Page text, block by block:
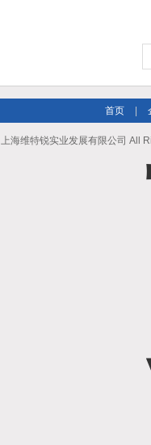
首页
上海维特锐实业发展有限公司 All